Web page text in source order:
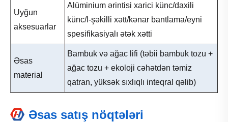
Uyğun
aksesuarlar
Alüminium ərintisi xarici künc/daxili
künc/I-şəkilli xətt/kənar bantlama/eyni
spesifikasiyalı ətək xətti
Əsas
material
Bambuk və ağac lifi (təbii bambuk tozu +
ağac tozu + ekoloji cəhətdən təmiz
qatran, yüksək sıxlıqlı inteqral qəlib)
Əsas satış nöqtələri